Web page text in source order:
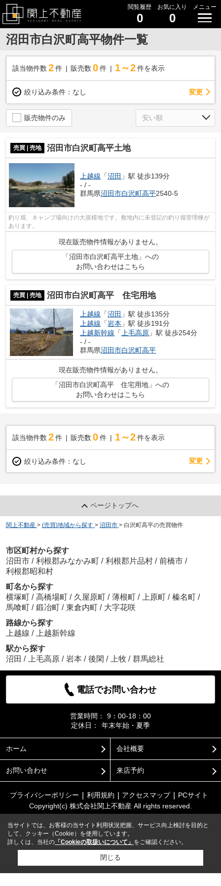
閲覧履歴
0
お気に入り
0
メニュー
沼田市白沢町高平物件一覧
該当物件数 2件 販売数 0 件 1～2 件を表示
絞り込み条件： なし 変更
販売物件のみ
売買 | 売地 沼田市白沢町高平土地
上越線 「沼田 」駅 徒歩139分
- / -
群馬県沼田市白沢町高平2540-5
釣り堀、キャンプ場向けの大規模地です。敷地内に未登記の釣り堀管理棟が
あります。
現在販売物件情報がありません。
「沼田市白沢町高平土地」への
お問い合わせはこちら
売買 | 売地 沼田市白沢町高平 住宅用地
上越線 「沼田 」駅 徒歩135分
上越線 「岩本 」駅 徒歩191分
上越新幹線 「上毛高原 」駅 徒歩254分
- / -
群馬県沼田市白沢町高平
現在販売物件情報がありません。
「沼田市白沢町高平 住宅用地」への
お問い合わせはこちら
該当物件数 2件 販売数 0 件 1～2 件を表示
絞り込み条件： なし 変更
ページトップへ
関上不動産 > (売買)地域から探す > 沼田市 > 白沢町高平の売買物件
市区町村から探す
沼田市 / 利根郡みなかみ町 / 利根郡片品村 / 前橋市 /
利根郡昭和村
町名から探す
横塚町 / 高橋場町 / 久屋原町 / 薄根町 / 上原町 / 榛名町 /
馬喰町 / 鍛冶町 / 東倉内町 / 大字花咲
路線から探す
上越線 /
上越新幹線
駅から探す
沼田 / 上毛高原 / 岩本 / 後閑 / 上牧 / 群馬総社
電話でお問い合わせ
営業時間：
9：00-18：00
定休日：
年末年始・夏季
ホーム 会社概要
お問い合わせ 来店予約
プライバシーポリシー 利用規約 アクセスマップ
PCサイト
Copyright(c) 株式会社関上不動産 All rights reserved.
当サイトでは、お客様の当サイト利用状況把握、サービス向上検討を目的と
して、クッキー（Cookie）を使用しています。
詳しくは、当社の 「Cookieの取扱いについて」 をご確認ください。
閉じる